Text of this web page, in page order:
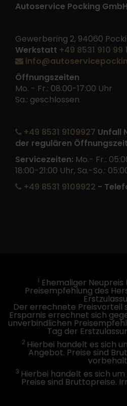
Autoservice Pocking
Gewerbering 2, 94060
Werkstatt +49 8531 910 99
Öffnungszeiten
Mo. - Fr.: 08:00-17:00 Uhr
Sa.: geschlossen
+49 8531 9109927 Unfall
der regulären
Servicezeiten: Mo.- Fr.:
18:00-21:00 Uhr, Sa.-So.:
+49 8531 9109922 -
1 Ehemaliger
Preisempfehlung des
Der errechnete Preisvorteil
Ersparnis errechnet sich
unverbindlichen
Tag der
2 Hierbei handelt es sich
Angebot. Preise sind
3 Hierbei handelt es sich
Preise sind Bruttopreise.